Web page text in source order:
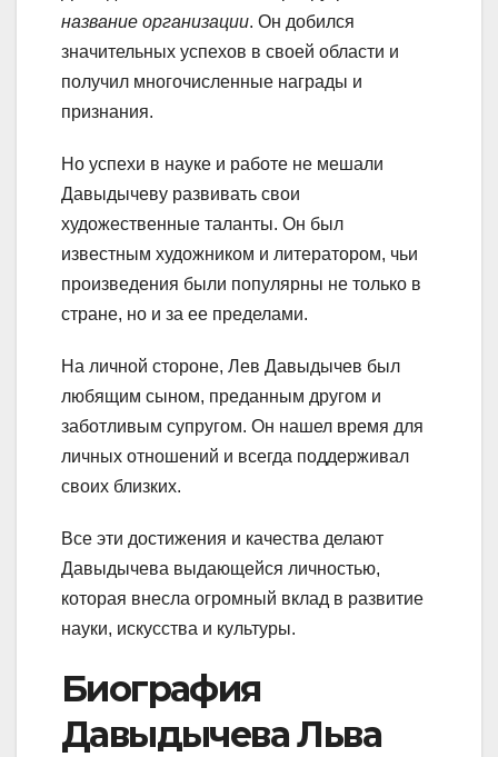
название организации. Он добился
значительных успехов в своей области и
получил многочисленные награды и
признания.
Но успехи в науке и работе не мешали
Давыдычеву развивать свои
художественные таланты. Он был
известным художником и литератором, чьи
произведения были популярны не только в
стране, но и за ее пределами.
На личной стороне, Лев Давыдычев был
любящим сыном, преданным другом и
заботливым супругом. Он нашел время для
личных отношений и всегда поддерживал
своих близких.
Все эти достижения и качества делают
Давыдычева выдающейся личностью,
которая внесла огромный вклад в развитие
науки, искусства и культуры.
Биография
Давыдычева Льва